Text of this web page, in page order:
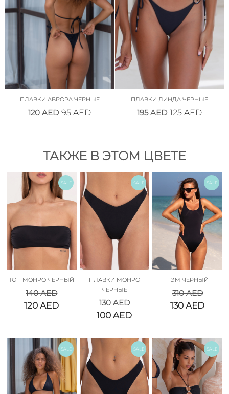
ПЛАВКИ АВРОРА ЧЕРНЫЕ
120AED 95 AED
ПЛАВКИ ЛИНДА ЧЕРНЫЕ
195AED 125 AED
ТАКЖЕ В ЭТОМ ЦВЕТЕ
SALE
ТОП МОНРО ЧЕРНЫЙ
140AED
120AED
SALE
ПЛАВКИ МОНРО
ЧЕРНЫЕ
130AED
100AED
SALE
ПЭМ ЧЕРНЫЙ
310AED
130AED
SALE SALE SALE